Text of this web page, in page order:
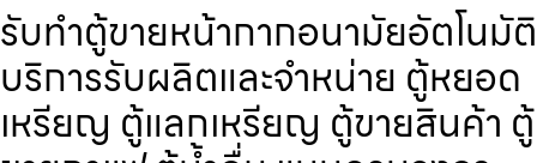
รับทำตู้ขายหน้ากากอนามัย​อัตโนมัติ
บริการรับผลิตและจำหน่าย ตู้หยอด
เหรียญ ตู้แลกเหรียญ ตู้ขายสินค้า ตู้